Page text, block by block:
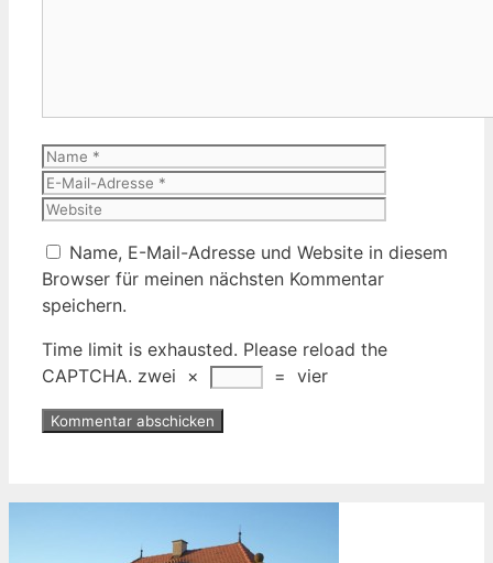
Name
Name, E-Mail-Adresse und Website in diesem
Browser für meinen nächsten Kommentar
speichern.
Time limit is exhausted. Please reload the
CAPTCHA. zwei × = vier